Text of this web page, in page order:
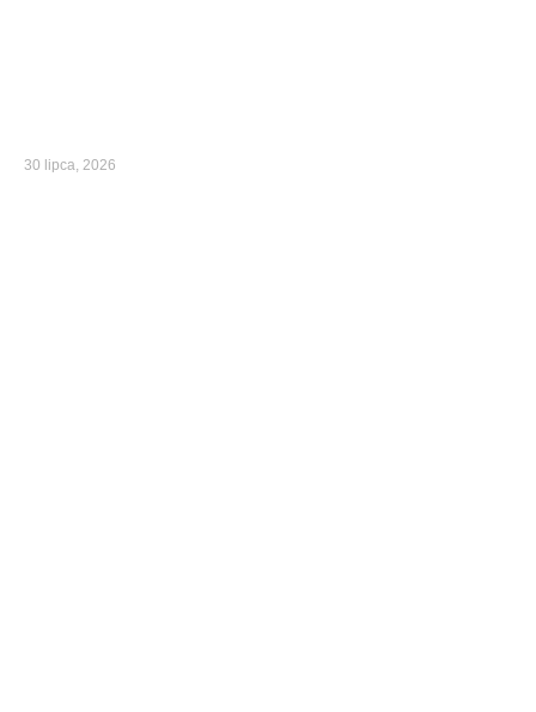
30 lipca, 2026